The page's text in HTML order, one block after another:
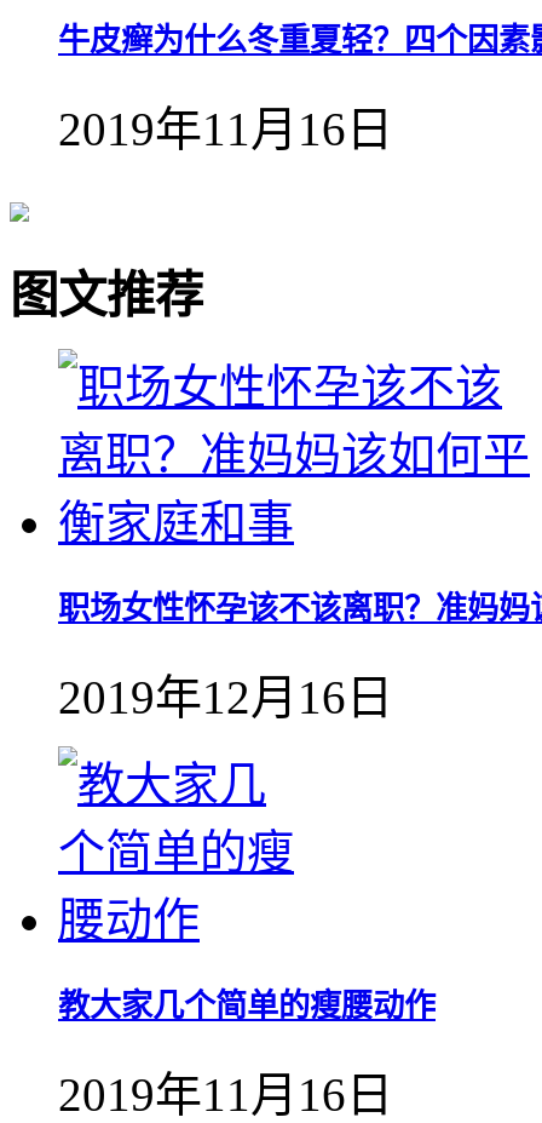
牛皮癣为什么冬重夏轻？四个因素
2019年11月16日
图文推荐
职场女性怀孕该不该离职？准妈
2019年12月16日
教大家几个简单的瘦腰动作
2019年11月16日